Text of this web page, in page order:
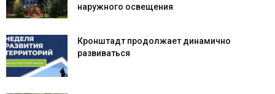
наружного освещения
Кронштадт продолжает динамично
развиваться